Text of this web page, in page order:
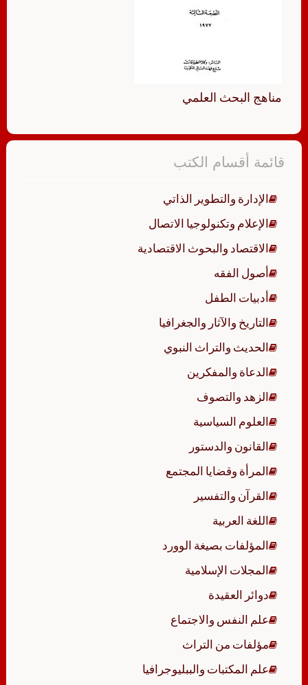
مناهج البحث العلمي
قائمة أقسام الكتب
الإدارة والتطوير الذاتي
الإعلام وتكنولوجيا الاتصال
الاقتصاد والبحوث الاقتصادية
أصول الفقه
أدبيات الطفل
التاريخ والآثار والجغرافيا
الحديث والتراث النبوي
الدعاة والمفكرين
الزهد والتصوف
العلوم السياسية
القانون والدستور
المرأة وقضايا المجتمع
القرآن والتفسير
اللغة العربية
المؤلفات بصيغة الوورد
المجلات الإسلامية
دوائر العقيدة
علم النفس والاجتماع
مؤلفات من التراث
علم المكتبات والببليوجرافيا